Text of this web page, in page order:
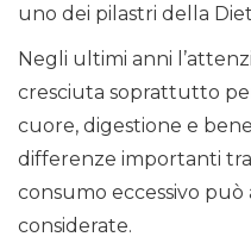
uno dei pilastri della
Negli ultimi anni
cresciuta soprattutto
cuore, digestione e
differenze importanti
consumo eccessivo
considerate.